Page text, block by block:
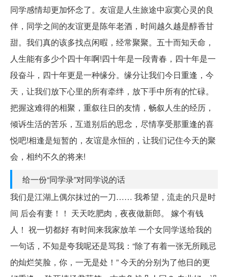
同学感情却更加怀念了。友谊是人生旅途中寂寞心灵的良
伴，同学之间的友谊更是陈年老酒，时间越久越是醇香甘
甜。我们真的该多找点闲暇，经常聚聚。五十而知天命，
人生能有多少个四十年啊!四十年是一段青春，四十年是一
段奋斗，四十年更是一种缘分。缘分让我们今日重逢，今
天，让我们放下心里的所有牵绊，放下手中所有的忙碌。
把握这难得的相聚，重叙往日的友情，畅叙人生的经历，
倾诉生活的苦乐，互道别后的思念，尽情享受那重逢的喜
悦吧!相逢是短暂的，友谊是永恒的，让我们记住今天的聚
会，相约不久的将来!
给一份“同学录”对同学说的话
我们是江湖上偶尔抹过的一刀…… 我希望，流走的只是时
间 后会有妻！！ 天天吃肥肉，夜夜做新郎。 嫁个有钱
人！ 祝一切都好 有时间来我家放羊 一个女同学送给我的
一句话，不知是夸我呢还是骂我：“除了有着一张无所顾忌
的灿烂笑脸，你，一无是处！” 今天的分别为了他日的更